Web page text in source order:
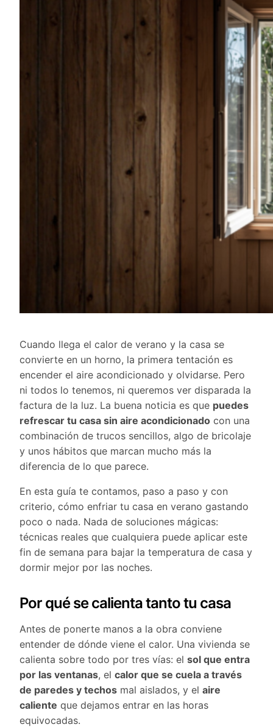
Cuando llega el calor de verano y la casa se
convierte en un horno, la primera tentación es
encender el aire acondicionado y olvidarse. Pero
ni todos lo tenemos, ni queremos ver disparada la
factura de la luz. La buena noticia es que puedes
refrescar tu casa sin aire acondicionado con una
combinación de trucos sencillos, algo de bricolaje
y unos hábitos que marcan mucho más la
diferencia de lo que parece.
En esta guía te contamos, paso a paso y con
criterio, cómo enfriar tu casa en verano gastando
poco o nada. Nada de soluciones mágicas:
técnicas reales que cualquiera puede aplicar este
fin de semana para bajar la temperatura de casa y
dormir mejor por las noches.
Por qué se calienta tanto tu casa
Antes de ponerte manos a la obra conviene
entender de dónde viene el calor. Una vivienda se
calienta sobre todo por tres vías: el sol que entra
por las ventanas, el calor que se cuela a través
de paredes y techos mal aislados, y el aire
caliente que dejamos entrar en las horas
equivocadas.